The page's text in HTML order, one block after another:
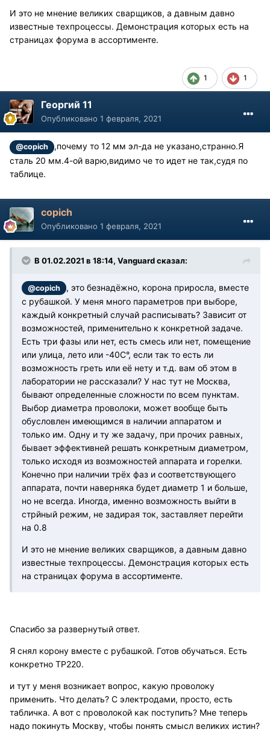
И это не мнение великих сварщиков, а давным давно
известные техпроцессы. Демонстрация которых есть на
страницах форума в ассортименте.
1 1
Георгий 11
Опубликовано 1 февраля, 2021
@copich
,почему то 12 мм эл-да не указано,странно.Я
сталь 20 мм.4-ой варю,видимо че то идет не так,судя по
таблице.
copich
Опубликовано 1 февраля, 2021
В 01.02.2021 в 18:14, Vanguard сказал:
@copich
, это безнадёжно, корона приросла, вместе
с рубашкой. У меня много параметров при выборе,
каждый конкретный случай расписывать? Зависит от
возможностей, применительно к конкретной задаче.
Есть три фазы или нет, есть смесь или нет, помещение
или улица, лето или -40С°, если так то есть ли
возможность греть или её нету и т.д. вам об этом в
лаборатории не рассказали? У нас тут не Москва,
бывают определенные сложности по всем пунктам.
Выбор диаметра проволоки, может вообще быть
обусловлен имеющимся в наличии аппаратом и
только им. Одну и ту же задачу, при прочих равных,
бывает эффективней решать конкретным диаметром,
только исходя из возможностей аппарата и горелки.
Конечно при наличии трёх фаз и соответствующего
аппарата, почти наверняка будет диаметр 1 и больше,
но не всегда. Иногда, именно возможность выйти в
стрйный режим, не задирая ток, заставляет перейти
на 0.8
И это не мнение великих сварщиков, а давным давно
известные техпроцессы. Демонстрация которых есть
на страницах форума в ассортименте.
Спасибо за развернутый ответ.
Я снял корону вместе с рубашкой. Готов обучаться. Есть
конкретно ТР220.
и тут у меня возникает вопрос, какую проволоку
применить. Что делать? С электродами, просто, есть
табличка. А вот с проволокой как поступить? Мне теперь
надо покинуть Москву, чтобы понять смысл великих истин?